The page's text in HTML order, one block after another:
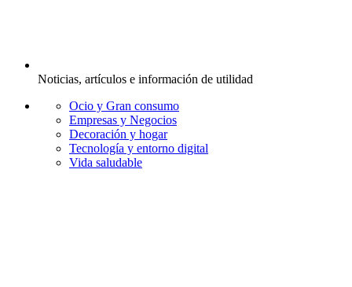
Noticias, artículos e información de utilidad
Ocio y Gran consumo
Empresas y Negocios
Decoración y hogar
Tecnología y entorno digital
Vida saludable